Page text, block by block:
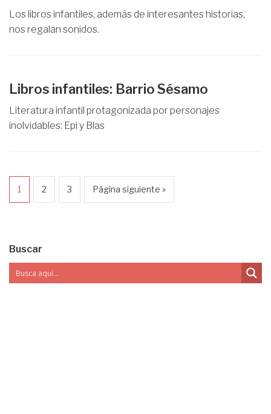
Los libros infantiles, además de interesantes historias,
nos regalan sonidos.
Libros infantiles: Barrio Sésamo
Literatura infantil protagonizada por personajes
inolvidables: Epi y Blas
1 2 3 Página siguiente »
Buscar